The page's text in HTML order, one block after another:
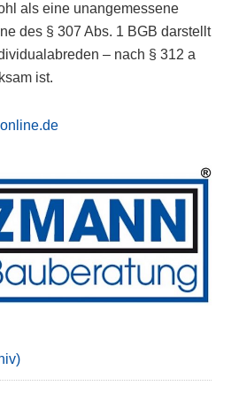
als eine unangemessene
des § 307 Abs. 1 BGB darstellt
– nach § 312 a
ist.